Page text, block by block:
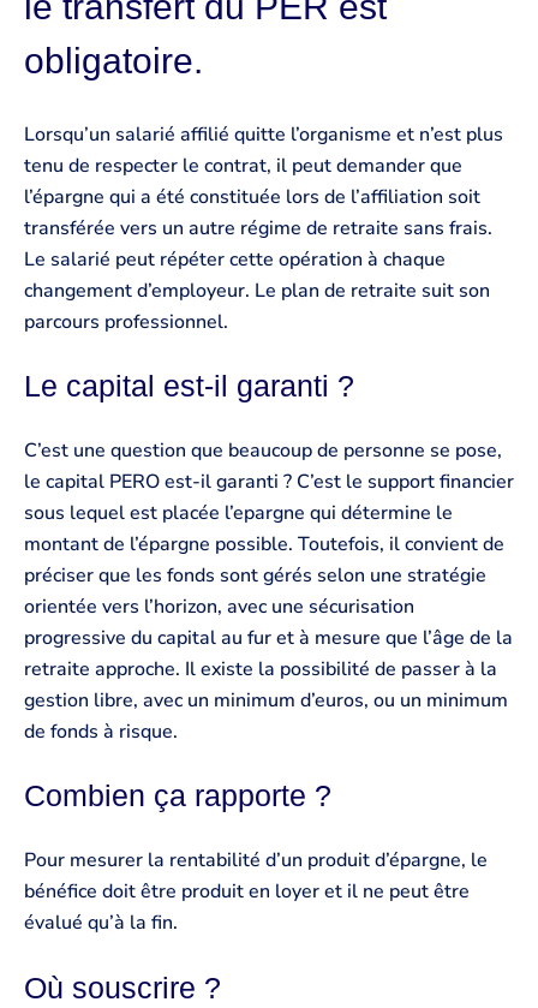
obligatoire.
Lorsqu’un salarié affilié quitte l’organisme et n’est plus
tenu de respecter le contrat, il peut demander que
l’épargne qui a été constituée lors de l’affiliation soit
transférée vers un autre régime de retraite sans frais.
Le salarié peut répéter cette opération à chaque
changement d’employeur. Le plan de retraite suit son
parcours professionnel.
Le capital est-il garanti ?
C’est une question que beaucoup de personne se pose,
le capital PERO est-il garanti ? C’est le support financier
sous lequel est placée l’epargne qui détermine le
montant de l’épargne possible. Toutefois, il convient de
préciser que les fonds sont gérés selon une stratégie
orientée vers l’horizon, avec une sécurisation
progressive du capital au fur et à mesure que l’âge de la
retraite approche. Il existe la possibilité de passer à la
gestion libre, avec un minimum d’euros, ou un minimum
de fonds à risque.
Combien ça rapporte ?
Pour mesurer la rentabilité d’un produit d’épargne, le
bénéfice doit être produit en loyer et il ne peut être
évalué qu’à la fin.
Où souscrire ?